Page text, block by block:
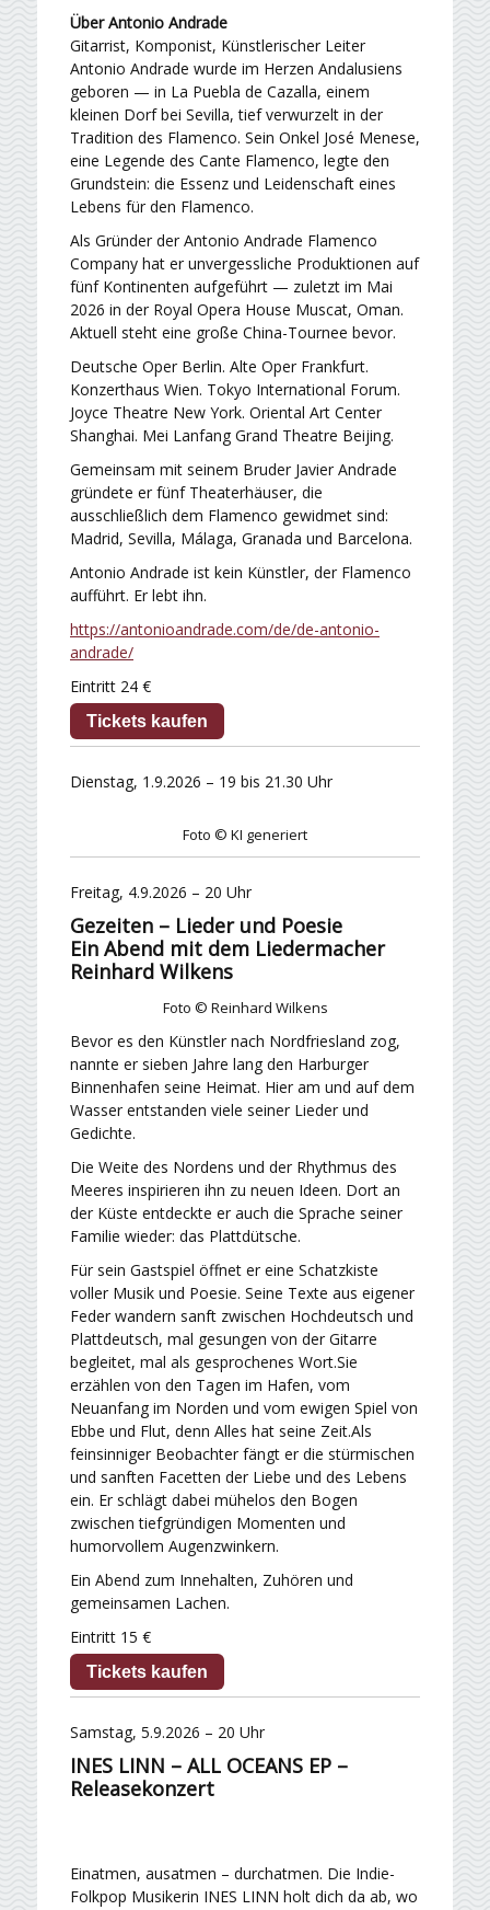
Über Antonio Andrade
Gitarrist, Komponist, Künstlerischer Leiter
Antonio Andrade wurde im Herzen Andalusiens
geboren — in La Puebla de Cazalla, einem
kleinen Dorf bei Sevilla, tief verwurzelt in der
Tradition des Flamenco. Sein Onkel José Menese,
eine Legende des Cante Flamenco, legte den
Grundstein: die Essenz und Leidenschaft eines
Lebens für den Flamenco.
Als Gründer der Antonio Andrade Flamenco
Company hat er unvergessliche Produktionen auf
fünf Kontinenten aufgeführt — zuletzt im Mai
2026 in der Royal Opera House Muscat, Oman.
Aktuell steht eine große China-Tournee bevor.
Deutsche Oper Berlin. Alte Oper Frankfurt.
Konzerthaus Wien. Tokyo International Forum.
Joyce Theatre New York. Oriental Art Center
Shanghai. Mei Lanfang Grand Theatre Beijing.
Gemeinsam mit seinem Bruder Javier Andrade
gründete er fünf Theaterhäuser, die
ausschließlich dem Flamenco gewidmet sind:
Madrid, Sevilla, Málaga, Granada und Barcelona.
Antonio Andrade ist kein Künstler, der Flamenco
aufführt. Er lebt ihn.
https://antonioandrade.com/de/de-antonio-
andrade/
Eintritt 24 €
Tickets kaufen
Dienstag, 1.9.2026 – 19 bis 21.30 Uhr
Foto © KI generiert
Freitag, 4.9.2026 – 20 Uhr
Gezeiten – Lieder und Poesie
Ein Abend mit dem Liedermacher
Reinhard Wilkens
Foto © Reinhard Wilkens
Bevor es den Künstler nach Nordfriesland zog,
nannte er sieben Jahre lang den Harburger
Binnenhafen seine Heimat. Hier am und auf dem
Wasser entstanden viele seiner Lieder und
Gedichte.
Die Weite des Nordens und der Rhythmus des
Meeres inspirieren ihn zu neuen Ideen. Dort an
der Küste entdeckte er auch die Sprache seiner
Familie wieder: das Plattdütsche.
Für sein Gastspiel öffnet er eine Schatzkiste
voller Musik und Poesie. Seine Texte aus eigener
Feder wandern sanft zwischen Hochdeutsch und
Plattdeutsch, mal gesungen von der Gitarre
begleitet, mal als gesprochenes Wort.Sie
erzählen von den Tagen im Hafen, vom
Neuanfang im Norden und vom ewigen Spiel von
Ebbe und Flut, denn Alles hat seine Zeit.Als
feinsinniger Beobachter fängt er die stürmischen
und sanften Facetten der Liebe und des Lebens
ein. Er schlägt dabei mühelos den Bogen
zwischen tiefgründigen Momenten und
humorvollem Augenzwinkern.
Ein Abend zum Innehalten, Zuhören und
gemeinsamen Lachen.
Eintritt 15 €
Tickets kaufen
Samstag, 5.9.2026 – 20 Uhr
INES LINN – ALL OCEANS EP –
Releasekonzert
Einatmen, ausatmen – durchatmen. Die Indie-
Folkpop Musikerin INES LINN holt dich da ab, wo